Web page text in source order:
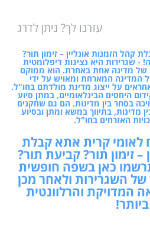
עזרנו לך? ניתן לדרג
קהל הזמנות אונליין – זימון תור?
- שגרירות היא נציגות דיפלומטית
מדינה אחת באחרת. הוא ממוקם
המדינה המארחת ומאויש על ידי
על ייצוג מדינת מולדתם בחו"ל.
היחסים הבינלאומיים, במתן סיוע
בסחר בין מדינות. הם גם שחקנים
מדינות, בתיווך במשא ומתן ובסיוע
האזרחים בחו"ל.
לאומי קרית אתא קבלת
– זימון תור? קביעת תור?
כאן בשפה חופשית
השגרירות ולאחר מכן
המדויקת והרלוונטית
ביותר!